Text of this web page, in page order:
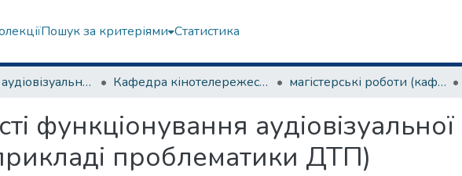
Пошук за критеріями Статистика
Факультет аудіовізуального мистецтва Кафедра кінотелережесури та сценарної майстерності магістерські роботи (кафедра кінотелережисури та сценарної майстерності)
функціонування
проблематики ДТП)